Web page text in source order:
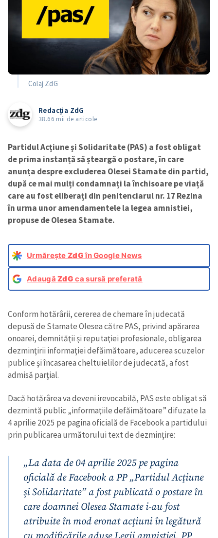
Colaj ZdG
Redacția ZdG
38.66 mii de articole
Partidul Acțiune și Solidaritate (PAS) a fost obligat
de prima instanță să șteargă o postare, în care
anunța despre excluderea Olesei Stamate din partid,
după ce mai mulți condamnați la închisoare pe viață
care au fost eliberați din penitenciarul nr. 17 Rezina
în urma unor amendamentele la legea amnistiei,
propuse de Olesea Stamate.
Urmărește ZdGîn Google News
AdaugăZdG ca sursă preferată
Conform hotărârii, cererea de chemare în judecată
depusă de Stamate Olesea către PAS, privind apărarea
onoarei, demnităţii şi reputaţiei profesionale, obligarea
dezminţirii informaţiei defăimătoare, aducerea scuzelor
publice şi încasarea cheltuielilor de judecată, a fost
admisă parțial.
Dacă hotărârea va deveni irevocabilă, PAS este obligat să
dezmintă public „informaţiile defăimătoare” difuzate la
4 aprilie 2025 pe pagina oficială de Facebook a partidului
prin publicarea următorului text de dezminţire:
„La data de 04 aprilie 2025 pe pagina
oficială de Facebook a PP „Partidul Acţiune
şi Solidaritate” a fost publicată o postare în
care doamnei Olesea Stamate i-au fost
atribuite în mod eronat acţiuni în legătură